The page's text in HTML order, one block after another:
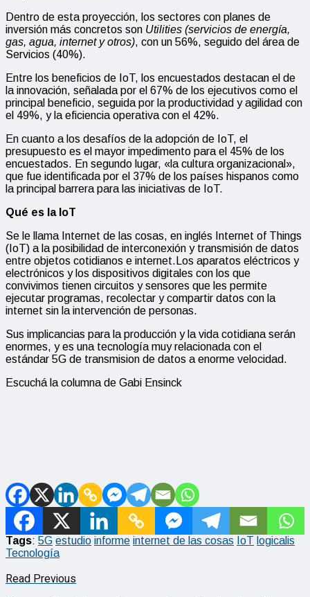
Dentro de esta proyección, los sectores con planes de
inversión más concretos son Utilities (servicios de energía,
gas, agua, internet y otros), con un 56%, seguido del área de
Servicios (40%).
Entre los beneficios de IoT, los encuestados destacan el de
la innovación, señalada por el 67% de los ejecutivos como el
principal beneficio, seguida por la productividad y agilidad con
el 49%, y la eficiencia operativa con el 42%.
En cuanto a los desafíos de la adopción de IoT, el
presupuesto es el mayor impedimento para el 45% de los
encuestados. En segundo lugar, «la cultura organizacional»,
que fue identificada por el 37% de los países hispanos como
la principal barrera para las iniciativas de IoT.
Qué es la IoT
Se le llama Internet de las cosas, en inglés Internet of Things
(IoT) a la posibilidad de interconexión y transmisión de datos
entre objetos cotidianos e internet.Los aparatos eléctricos y
electrónicos y los dispositivos digitales con los que
convivimos tienen circuitos y sensores que les permite
ejecutar programas, recolectar y compartir datos con la
internet sin la intervención de personas.
Sus implicancias para la producción y la vida cotidiana serán
enormes, y es una tecnología muy relacionada con el
estándar 5G de transmision de datos a enorme velocidad.
Escuchá la columna de Gabi Ensinck
Tags: 5G estudio informe internet de las cosas IoT logicalis
Tecnología
Read Previous